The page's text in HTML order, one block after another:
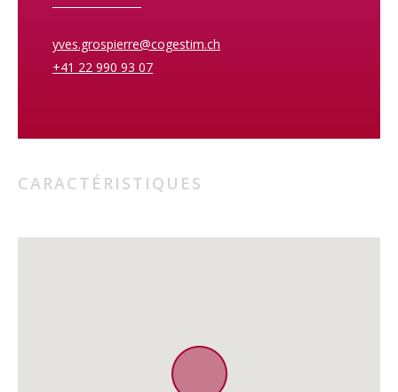
yves.grospierre@cogestim.ch
+41 22 990 93 07
CARACTÉRISTIQUES